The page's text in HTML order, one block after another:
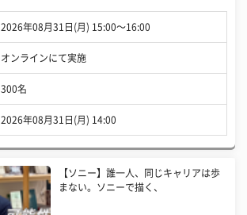
2026年08月31日(月) 15:00〜16:00
オンラインにて実施
300名
2026年08月31日(月) 14:00
【ソニー】誰一人、同じキャリアは歩
まない。ソニーで描く、